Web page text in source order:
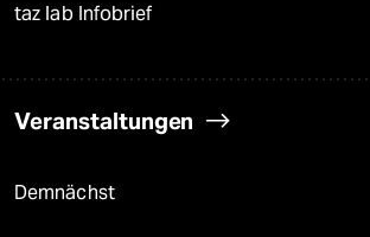
taz lab Infobrief
Veranstaltungen
Demnächst